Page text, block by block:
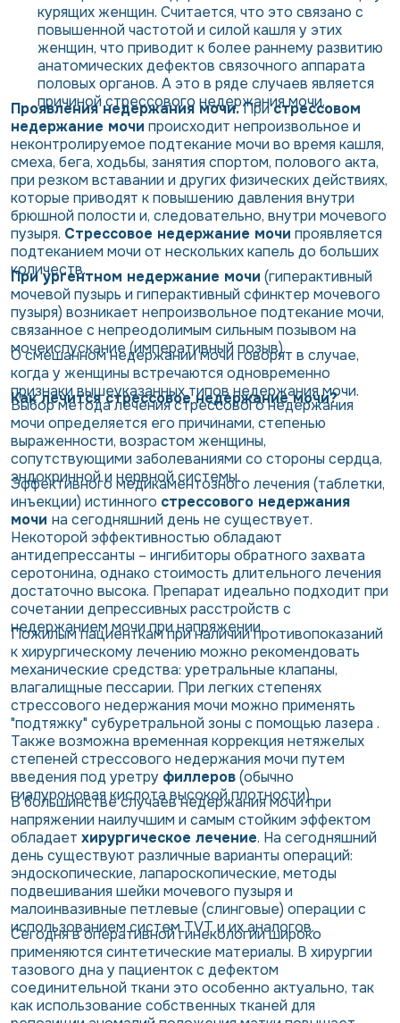
курящих женщин. Считается, что это связано с
повышенной частотой и силой кашля у этих
женщин, что приводит к более раннему развитию
анатомических дефектов связочного аппарата
половых органов. А это в ряде случаев является
причиной стрессового недержания мочи.
Проявления недержания мочи.Пристрессовом
недержание мочи происходит непроизвольное и
неконтролируемое подтекание мочи во время кашля,
смеха, бега, ходьбы, занятия спортом, полового акта,
при резком вставании и других физических действиях,
которые приводят к повышению давления внутри
брюшной полости и, следовательно, внутри мочевого
пузыря. Стрессовое недержание мочи проявляется
подтеканием мочи от нескольких капель до больших
количеств.
При ургентном недержание мочи (гиперактивный
мочевой пузырь и гиперактивный сфинктер мочевого
пузыря) возникает непроизвольное подтекание мочи,
связанное с непреодолимым сильным позывом на
мочеиспускание (императивный позыв).
О смешанном недержании мочи говорят в случае,
когда у женщины встречаются одновременно
признаки вышеуказанных типов недержания мочи.
Как лечится стрессовое недержание мочи?
Выбор метода лечения стрессового недержания
мочи определяется его причинами, степенью
выраженности, возрастом женщины,
сопутствующими заболеваниями со стороны сердца,
эндокринной и нервной системы.
Эффективного медикаментозного лечения (таблетки,
инъекции) истинного стрессового недержания
мочи на сегодняшний день не существует.
Некоторой эффективностью обладают
антидепрессанты – ингибиторы обратного захвата
серотонина, однако стоимость длительного лечения
достаточно высока. Препарат идеально подходит при
сочетании депрессивных расстройств с
недержанием мочи при напряжении.
Пожилым пациенткам при наличии противопоказаний
к хирургическому лечению можно рекомендовать
механические средства: уретральные клапаны,
влагалищные пессарии. При легких степенях
стрессового недержания мочи можно применять
"подтяжку" субуретральной зоны с помощью лазера .
Также возможна временная коррекция нетяжелых
степеней стрессового недержания мочи путем
введения под уретру филлеров(обычно
гиалуроновая кислота высокой плотности).
В большинстве случаев недержания мочи при
напряжении наилучшим и самым стойким эффектом
обладает хирургическое лечение. На сегодняшний
день существуют различные варианты операций:
эндоскопические, лапароскопические, методы
подвешивания шейки мочевого пузыря и
малоинвазивные петлевые (слинговые) операции с
использованием систем TVT и их аналогов.
Сегодня в оперативной гинекологии широко
применяются синтетические материалы. В хирургии
тазового дна у пациенток с дефектом
соединительной ткани это особенно актуально, так
как использование собственных тканей для